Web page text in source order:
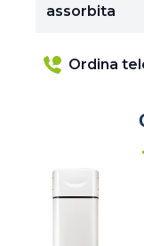
assorbita
Ordina